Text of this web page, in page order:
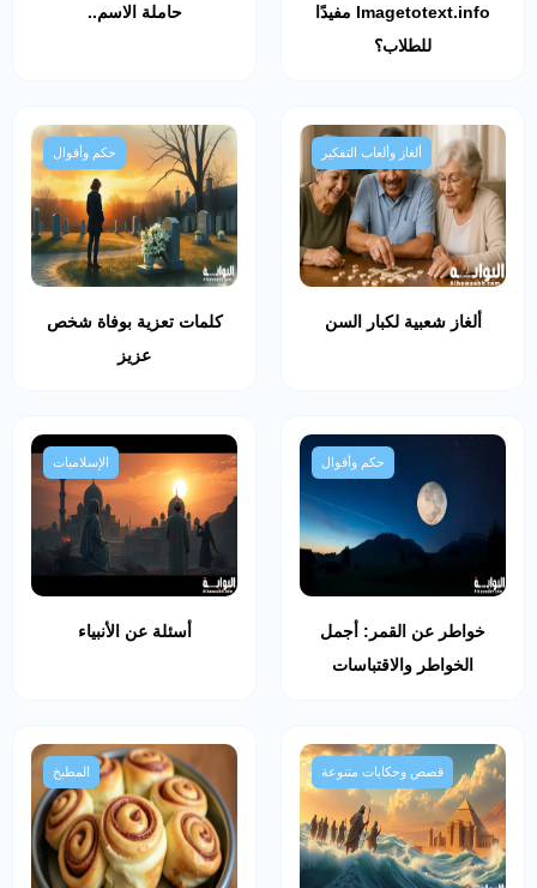
Imagetotext.info مفيدًا
للطلاب؟
حاملة الاسم..
ألغاز وألعاب التفكير
ألغاز شعبية لكبار السن
حكم وأقوال
كلمات تعزية بوفاة شخص
عزيز
حكم وأقوال
خواطر عن القمر: أجمل
الخواطر والاقتباسات
الإسلاميات
أسئلة عن الأنبياء
قصص وحكايات متنوعة المطبخ